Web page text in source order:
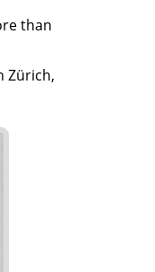
than
Zürich,